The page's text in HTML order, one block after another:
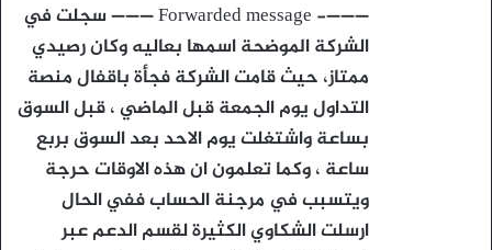
———- Forwarded message ——— سجلت في
الشركة الموضحة اسمها بعاليه وكان رصيدي
ممتاز، حيث قامت الشركة فجأة باقفال منصة
التداول يوم الجمعة قبل الماضي ، قبل السوق
بساعة واشتغلت يوم الاحد بعد السوق بربع
ساعة ، وكما تعلمون ان هذه الاوقات حرجة
ويتسبب في مرجنة الحساب ففي الحال
ارسلت الشكاوي الكثيرة لقسم الدعم عبر